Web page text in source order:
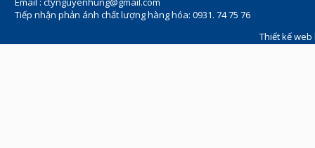
Tiếp nhận phản ánh chất lượng hàng hóa: 0931. 74 75 76
Thiết kế web